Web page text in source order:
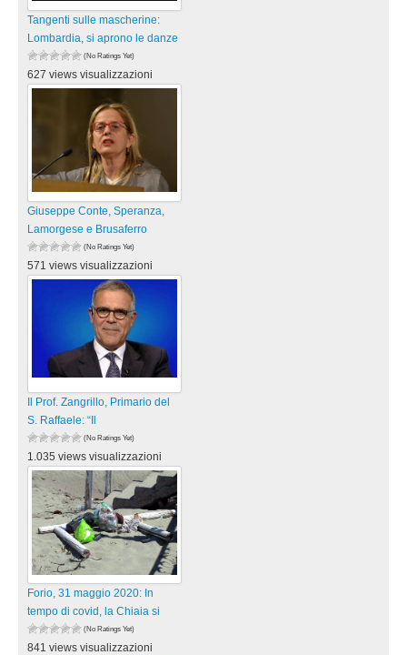
Tangenti sulle mascherine:
Lombardia, si aprono le danze
(No Ratings Yet)
627 views visualizzazioni
Giuseppe Conte, Speranza,
Lamorgese e Brusaferro
(No Ratings Yet)
571 views visualizzazioni
Il Prof. Zangrillo, Primario del
S. Raffaele: “Il
(No Ratings Yet)
1.035 views visualizzazioni
Forio, 31 maggio 2020: In
tempo di covid, la Chiaia si
(No Ratings Yet)
841 views visualizzazioni